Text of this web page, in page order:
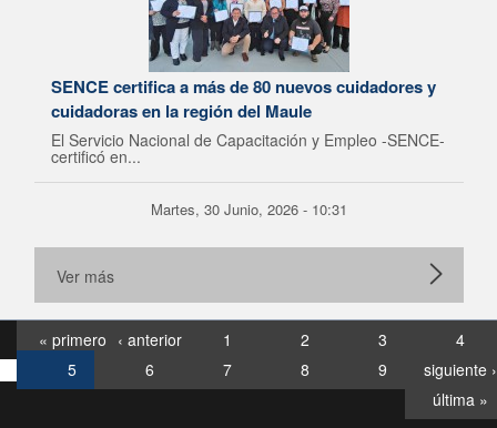
SENCE certifica a más de 80 nuevos cuidadores y
cuidadoras en la región del Maule
El Servicio Nacional de Capacitación y Empleo -SENCE-
certificó en...
Martes, 30 Junio, 2026 - 10:31
Ver más
« primero ‹ anterior 1 2 3
4
5
6 7 8 9
siguiente ›
última »